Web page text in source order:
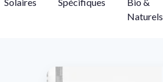
Naturels